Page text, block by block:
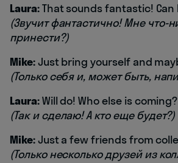
Laura:That sounds fantastic!
(Звучит фантастично! Мне что-
принести?)
Mike:Just bring yourself and
(Только себя и, может быть,
Laura:Will do! Who else is coming?
(Так и сделаю! А кто еще будет?)
Mike:Just a few friends from
(Только несколько друзей из